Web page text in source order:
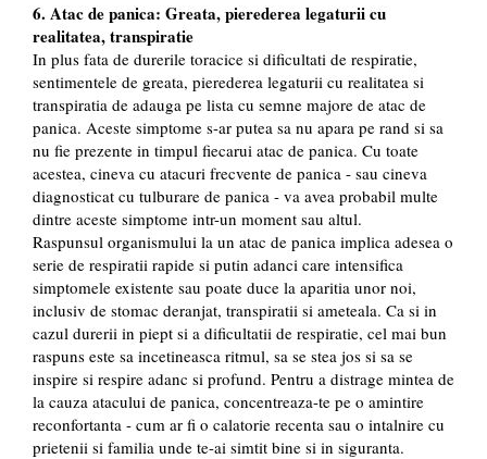
6. Atac de panica: Greata, pierederea legaturii cu
realitatea, transpiratie
In plus fata de durerile toracice si dificultati de respiratie,
sentimentele de greata, pierederea legaturii cu realitatea si
transpiratia de adauga pe lista cu semne majore de atac de
panica. Aceste simptome s-ar putea sa nu apara pe rand si sa
nu fie prezente in timpul fiecarui atac de panica. Cu toate
acestea, cineva cu atacuri frecvente de panica - sau cineva
diagnosticat cu tulburare de panica - va avea probabil multe
dintre aceste simptome intr-un moment sau altul.
Raspunsul organismului la un atac de panica implica adesea o
serie de respiratii rapide si putin adanci care intensifica
simptomele existente sau poate duce la aparitia unor noi,
inclusiv de stomac deranjat, transpiratii si ameteala. Ca si in
cazul durerii in piept si a dificultatii de respiratie, cel mai bun
raspuns este sa incetineasca ritmul, sa se stea jos si sa se
inspire si respire adanc si profund. Pentru a distrage mintea de
la cauza atacului de panica, concentreaza-te pe o amintire
reconfortanta - cum ar fi o calatorie recenta sau o intalnire cu
prietenii si familia unde te-ai simtit bine si in siguranta.